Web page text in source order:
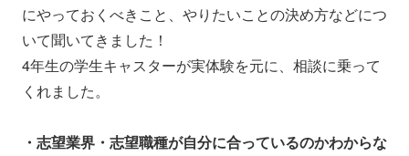
にやっておくべきこと、やりたいことの決め方などにつ
いて聞いてきました！
4年生の学生キャスターが実体験を元に、相談に乗って
くれました。
・志望業界・志望職種が自分に合っているのかわからな